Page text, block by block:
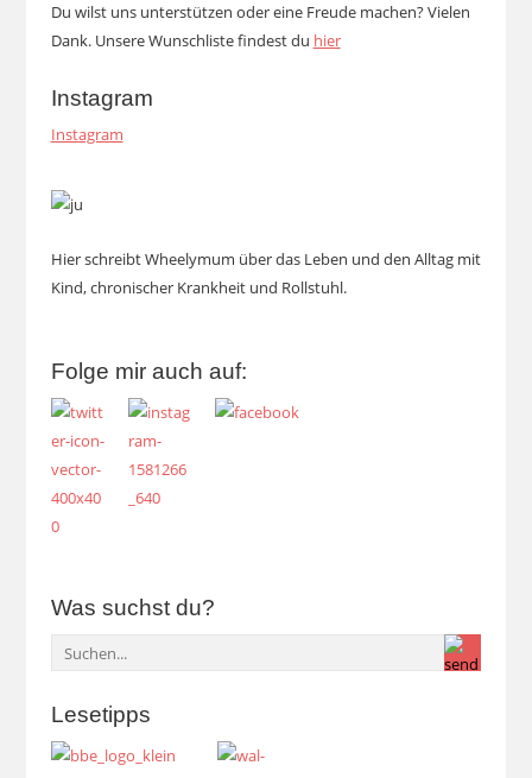
Du wilst uns unterstützen oder eine Freude machen? Vielen
Dank. Unsere Wunschliste findest du hier
Instagram
Instagram
Hier schreibt Wheelymum über das Leben und den Alltag mit
Kind, chronischer Krankheit und Rollstuhl.
Folge mir auch auf:
Was suchst du?
Lesetipps